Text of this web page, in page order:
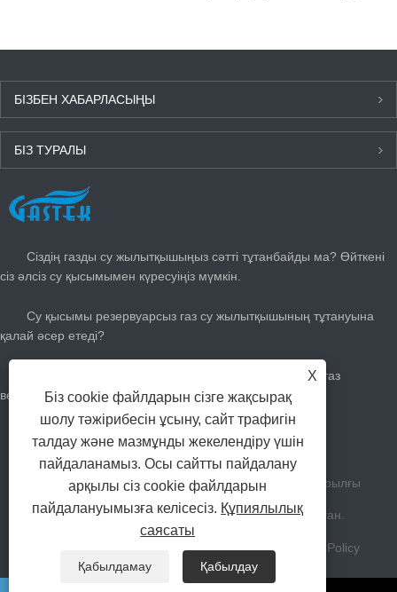
БІЗБЕН ХАБАРЛАСЫҢЫ
БІЗ ТУРАЛЫ
СОҢҒЫ ЖАҢАЛЫҚТАР
Сіздің газды су жылытқышыңыз сәтті тұтанбайды ма? Өйткені
сіз әлсіз су қысымымен күресуіңіз мүмкін.
Су қысымы резервуарсыз газ су жылытқышының тұтануына
қалай әсер етеді?
Жазға газды жылытқышты қалай реттеуге болады: газ
вексельдерін кесіп, салқын болыңыз
Сізге қанша үлкен газ су қыздырғыш қажет?
Авторлық құқық Жаншан Гастек Үйге арналған Құрылғы
Компаниясы шектеулі Барлық құқықтар қорғалған.
RSS XML Privacy Policy
X
Біз cookie файлдарын сізге жақсырақ
шолу тәжірибесін ұсыну, сайт трафигін
талдау және мазмұнды жекелендіру үшін
пайдаланамыз. Осы сайтты пайдалану
арқылы сіз cookie файлдарын
пайдалануымызға келісесіз. Құпиялылық
саясаты
Қабылдамау Қабылдау